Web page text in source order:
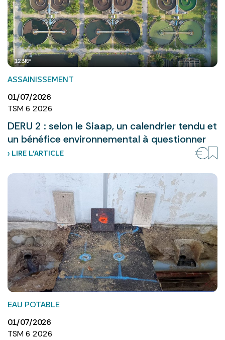
123RF
ASSAINISSEMENT
01/07/2026
TSM 6 2026
DERU 2 : selon le Siaap, un calendrier tendu et
un bénéfice environnemental à questionner
› LIRE L’ARTICLE
EAU POTABLE
01/07/2026
TSM 6 2026